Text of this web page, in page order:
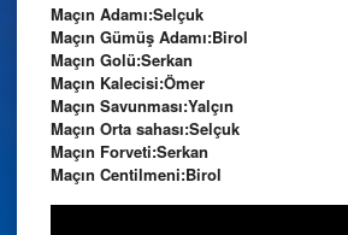
Maçın Adamı:Selçuk
Maçın Gümüş Adamı:Birol
Maçın Golü:Serkan
Maçın Kalecisi:Ömer
Maçın Savunması:Yalçın
Maçın Orta sahası:Selçuk
Maçın Forveti:Serkan
Maçın Centilmeni:Birol